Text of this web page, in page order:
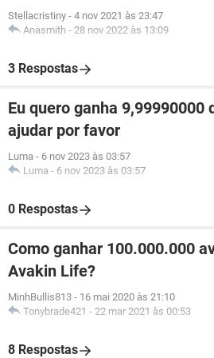
Stellacristiny - 4 nov 2021 às 23:47
Anasmith - 28 nov 2022 às 13:09
3 Respostas
Eu quero ganha 9,99990000
ajudar por favor
Luma - 6 nov 2023 às 03:57
Luma - 6 nov 2023 às 03:57
0 Respostas
Como ganhar 100.000.000
Avakin Life?
MinhBullis813 - 16 mai 2020 às 21:10
Tonybrade421 - 22 mar 2021 às 00:53
8 Respostas